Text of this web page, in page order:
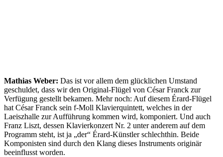
Mathias Weber: Das ist vor allem dem glücklichen Umstand
geschuldet, dass wir den Original-Flügel von César Franck zur
Verfügung gestellt bekamen. Mehr noch: Auf diesem Érard-Flügel
hat César Franck sein f-Moll Klavierquintett, welches in der
Laeiszhalle zur Aufführung kommen wird, komponiert. Und auch
Franz Liszt, dessen Klavierkonzert Nr. 2 unter anderem auf dem
Programm steht, ist ja „der“ Érard-Künstler schlechthin. Beide
Komponisten sind durch den Klang dieses Instruments originär
beeinflusst worden.